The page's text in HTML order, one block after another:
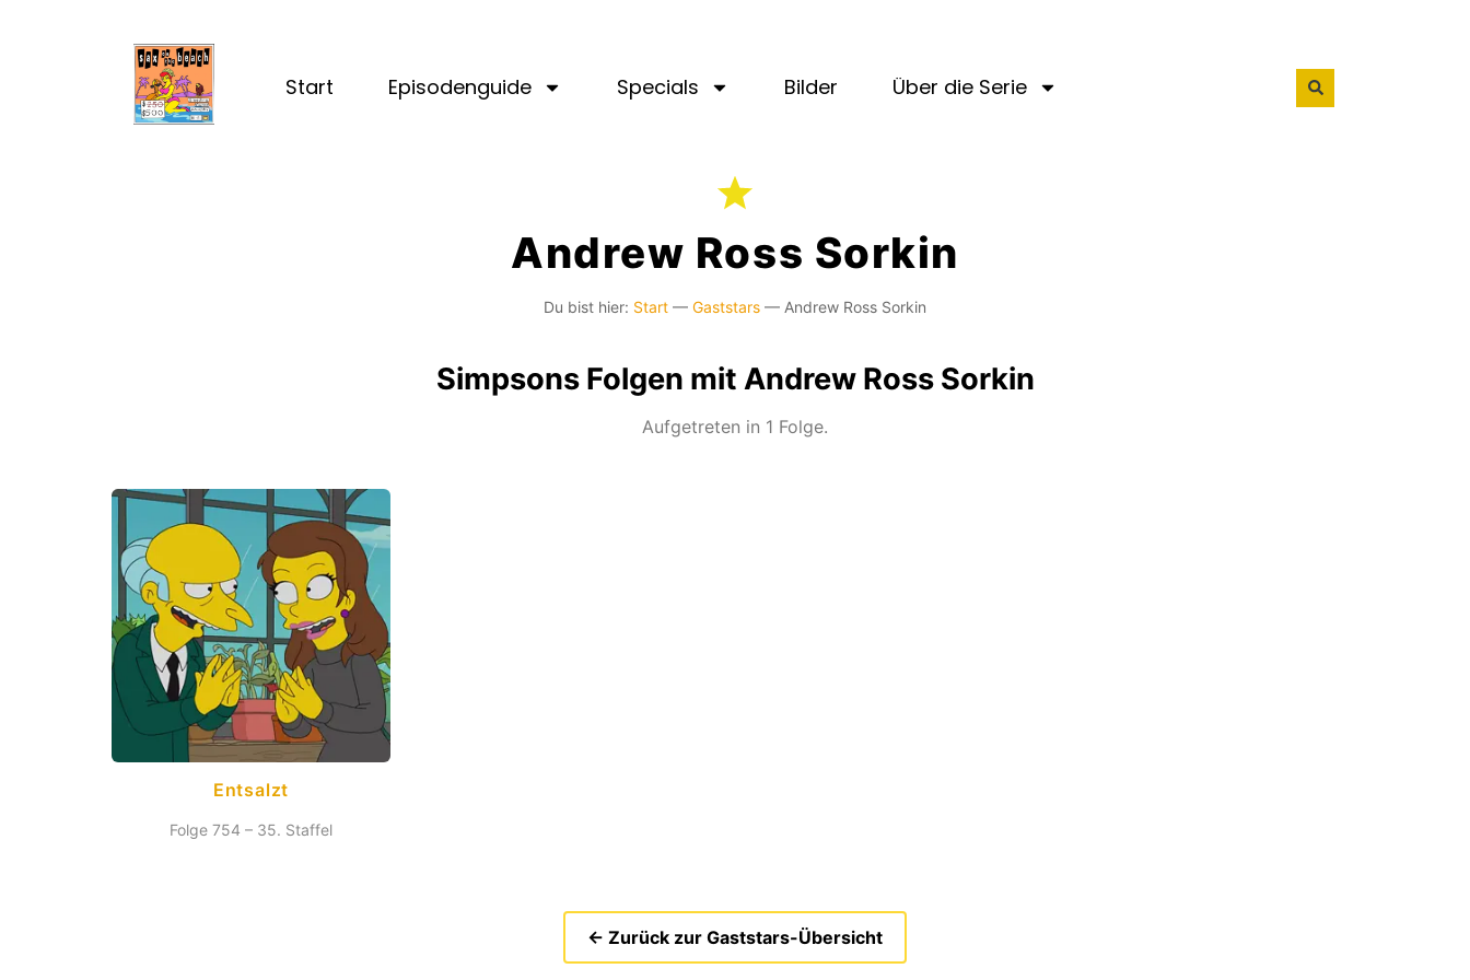
Start Episodenguide Specials Bilder Über die Serie
Andrew Ross Sorkin
Du bist hier: Start — Gaststars — Andrew Ross Sorkin
Simpsons Folgen mit Andrew Ross Sorkin
Aufgetreten in 1 Folge.
Entsalzt
Folge 754 – 35. Staffel
← Zurück zur Gaststars-Übersicht